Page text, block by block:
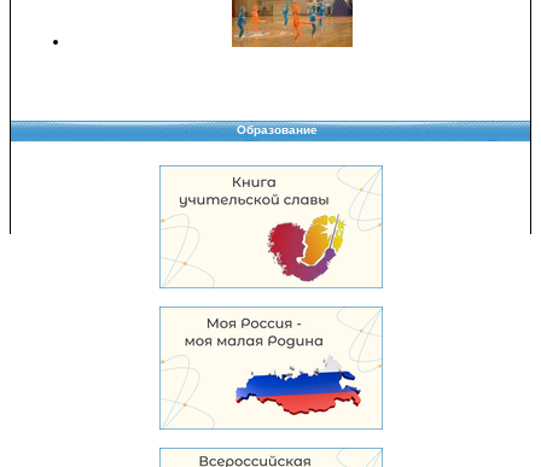
Образование
Copyright © 2008-2026 Управление образования
Перепечатка и использование материалов возможны только с разрешения
Управления образования.
103,914,851 уникальных посетителей